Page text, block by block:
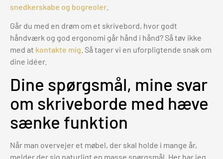
snedkerskabe og bogreoler
Går du med en drøm om et skrivebord, hvor godt
håndværk og god ergonomi går hånd i hånd? Så tøv ikke
med at kontakte mig . Så tager vi en uforpligtende snak om
dine idéer.
Dine spørgsmål, mine svar
om skriveborde med hæve
sænke funktion
Når man overvejer et møbel, der skal holde i mange år,
melder der sig naturligt en masse spørgsmål. Her har jeg